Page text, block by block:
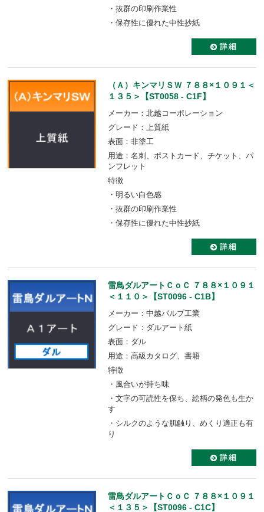
・抜群の印刷作業性
・保存性に優れた中性抄紙
（Ａ）キンマリＳＷ ７８８×１０９１＜
１３５＞【ST0058 - C1F】
メーカー：北越コーポレーション
グレード：上質紙
表面：非塗工
用途：名刺、ポストカード、チケット、パ
ンフレット
特徴
・明るい白色感
・抜群の印刷作業性
・保存性に優れた中性抄紙
雷鳥ダルアートＣｏＣ ７８８×１０９１
＜１１０＞【ST0096 - C1B】
メーカー：中越パルプ工業
グレード：ダルアート紙
表面：ダル
用途：高級カタログ、書籍
特徴
・風合いが持ち味
・文字の可読性を保ち、絵柄の発色も生か
す
・シルクのような肌触り、めくり適正も有
り
雷鳥ダルアートＣｏＣ ７８８×１０９１
＜１３５＞【ST0096 - C1C】